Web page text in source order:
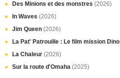
Des Minions et des monstres (2026)
In Waves (2026)
Jim Queen (2026)
La Pat' Patrouille : Le film mission Dino
La Chaleur (2026)
Sur la route d'Omaha (2025)